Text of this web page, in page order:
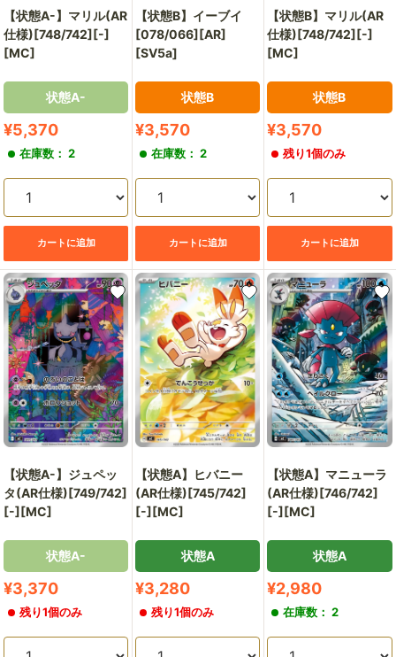
【状態A-】マリル(AR
仕様)[748/742][-]
[MC]
状態A-
販
価
格
¥5,370
在庫数： 2
カートに追加
【状態B】イーブイ
[078/066][AR]
[SV5a]
状態B
販
価
格
¥3,570
在庫数： 2
カートに追加
【状態B】マリル(AR
仕様)[748/742][-]
[MC]
状態B
販
価
格
¥3,570
残り1個のみ
カートに追加
【状態A-】ジュペッ
タ(AR仕様)[749/742]
[-][MC]
状態A-
販
価
格
¥3,370
残り1個のみ
【状態A】ヒバニー
(AR仕様)[745/742]
[-][MC]
状態A
販
価
格
¥3,280
残り1個のみ
【状態A】マニューラ
(AR仕様)[746/742]
[-][MC]
状態A
販
価
格
¥2,980
在庫数： 2